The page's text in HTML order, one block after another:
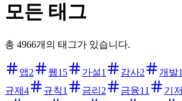
모든 태그
총 4966개의 태그가 있습니다.
앱2 웹15 가설1 감사2 개발1
규제 4 규칙1 금리 2 금융11 기저